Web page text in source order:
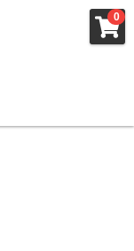
0
・プロフィ
×
×